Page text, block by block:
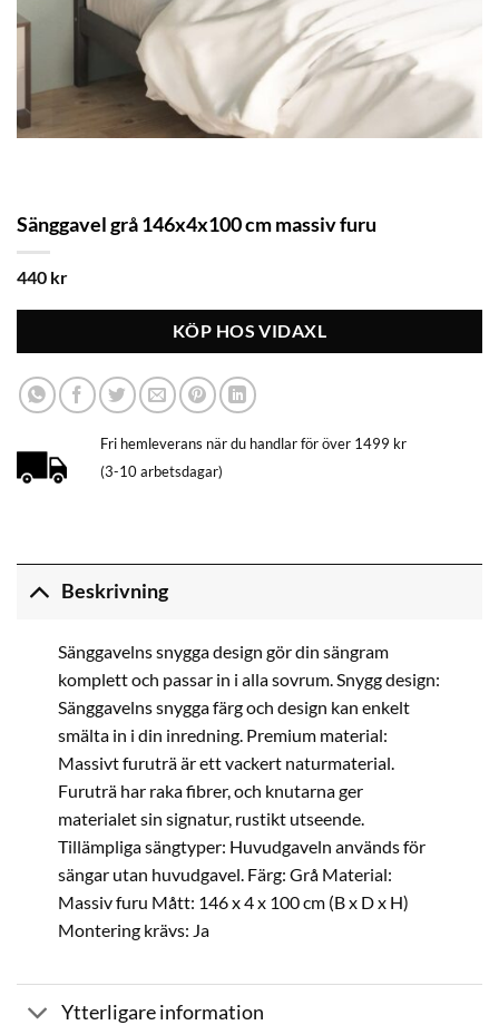
Sänggavel grå 146x4x100 cm massiv furu
440 kr
KÖP HOS VIDAXL
Fri hemleverans när du handlar för över 1499 kr
(3-10 arbetsdagar)
Beskrivning
Sänggavelns snygga design gör din sängram
komplett och passar in i alla sovrum. Snygg design:
Sänggavelns snygga färg och design kan enkelt
smälta in i din inredning. Premium material:
Massivt furuträ är ett vackert naturmaterial.
Furuträ har raka fibrer, och knutarna ger
materialet sin signatur, rustikt utseende.
Tillämpliga sängtyper: Huvudgaveln används för
sängar utan huvudgavel. Färg: Grå Material:
Massiv furu Mått: 146 x 4 x 100 cm (B x D x H)
Montering krävs: Ja
Ytterligare information